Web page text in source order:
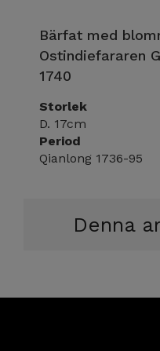
Bärfat med
Ostindiefararen
1740
Storlek
D. 17cm
Period
Qianlong 1736-95
Denna